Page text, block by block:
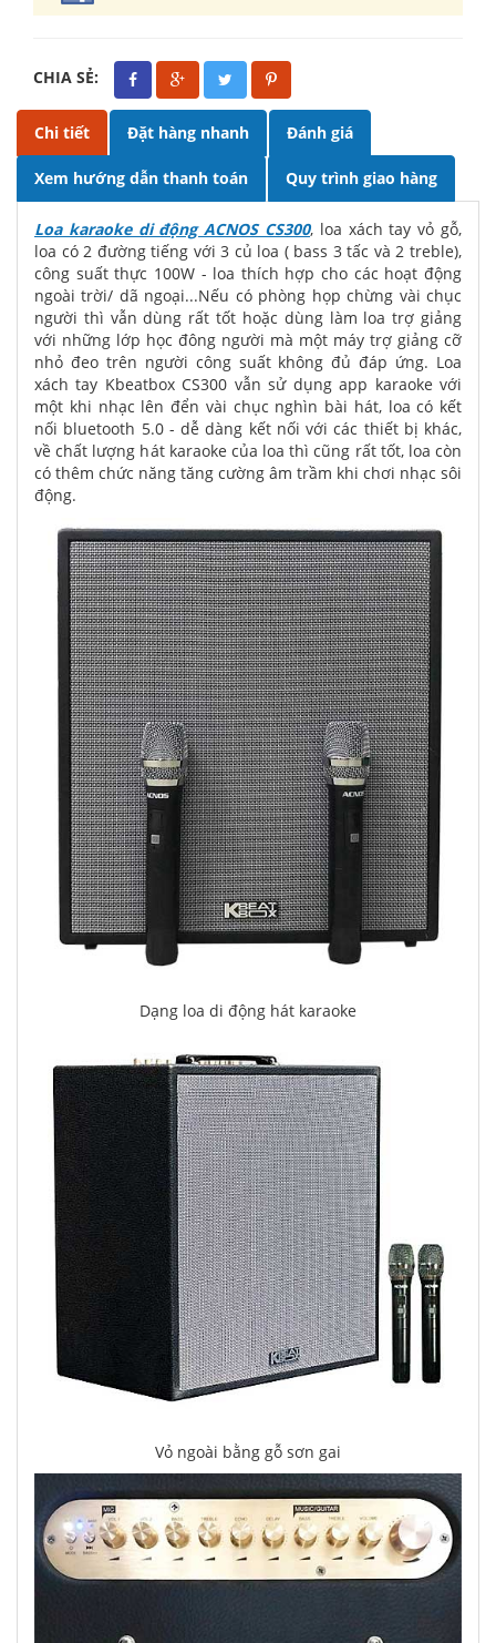
CHIA SẺ:
Chi tiết Đặt hàng nhanh Đánh giá
Xem hướng dẫn thanh toán Quy trình giao hàng
Loa karaoke di động ACNOS CS300, loa xách tay vỏ gỗ,
loa có 2 đường tiếng với 3 củ loa ( bass 3 tấc và 2 treble),
công suất thực 100W - loa thích hợp cho các hoạt động
ngoài trời/ dã ngoại...Nếu có phòng họp chừng vài chục
người thì vẫn dùng rất tốt hoặc dùng làm loa trợ giảng
với những lớp học đông người mà một máy trợ giảng cỡ
nhỏ đeo trên người công suất không đủ đáp ứng. Loa
xách tay Kbeatbox CS300 vẫn sử dụng app karaoke với
một khi nhạc lên đển vài chục nghìn bài hát, loa có kết
nối bluetooth 5.0 - dễ dàng kết nối với các thiết bị khác,
về chất lượng hát karaoke của loa thì cũng rất tốt, loa còn
có thêm chức năng tăng cường âm trầm khi chơi nhạc sôi
động.
Dạng loa di động hát karaoke
Vỏ ngoài bằng gỗ sơn gai